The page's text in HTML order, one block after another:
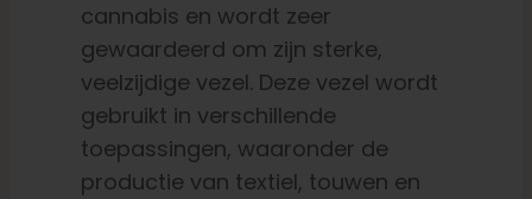
cannabis en wordt zeer
gewaardeerd om zijn sterke,
veelzijdige vezel. Deze vezel wordt
gebruikt in verschillende
toepassingen, waaronder de
productie van textiel, touwen en